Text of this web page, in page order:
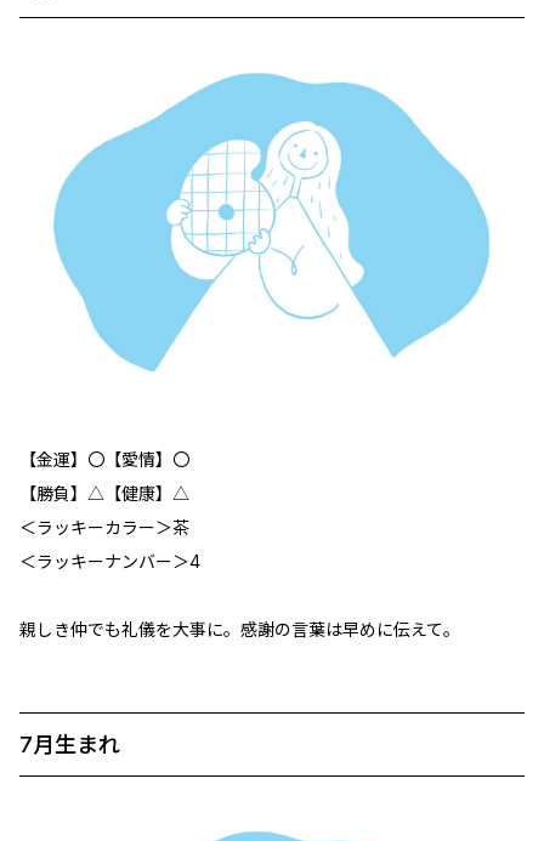
【金運】〇【愛情】〇
【勝負】△【健康】△
＜ラッキーカラー＞茶
＜ラッキーナンバー＞4
親しき仲でも礼儀を大事に。感謝の言葉は早めに伝えて。
7月生まれ